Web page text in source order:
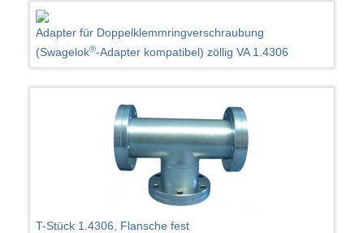
Adapter für Doppelklemmringverschraubung
(Swagelok®-Adapter kompatibel) zöllig VA 1.4306
T-Stück 1.4306, Flansche fest